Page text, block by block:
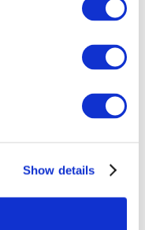
Show details
Заходи